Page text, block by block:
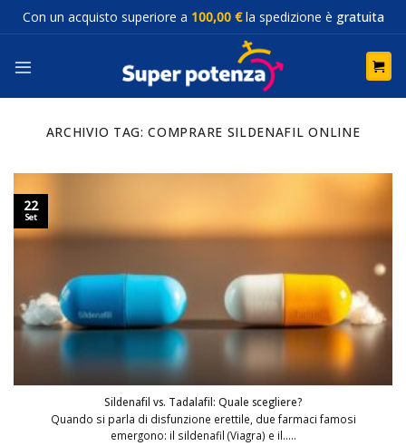
SaltaCon un acquisto superiore a 100,00 €la spedizione è gratuita
ARCHIVIO TAG:COMPRARE SILDENAFIL ONLINE
Sildenafil vs. Tadalafil: Quale scegliere?
Quando si parla di disfunzione erettile, due farmaci famosi
emergono: il sildenafil (Viagra) e il.....
22
Set